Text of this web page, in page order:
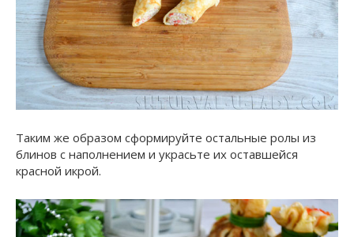
Таким же образом сформируйте остальные ролы из
блинов с наполнением и украсьте их оставшейся
красной икрой.